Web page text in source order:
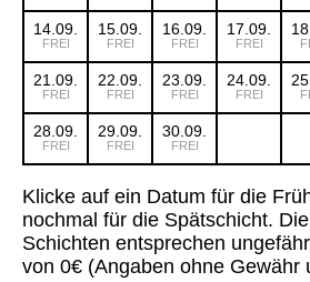
14.09.
FREI
15.09.
FREI
16.09.
FREI
17.09.
FREI
21.09.
FREI
22.09.
FREI
23.09.
FREI
24.09.
FREI
28.09.
FREI
29.09.
FREI
30.09.
FREI
Klicke auf ein Datum für die
nochmal für die Spätschicht.
Schichten entsprechen
von 0€ (Angaben ohne Gewähr